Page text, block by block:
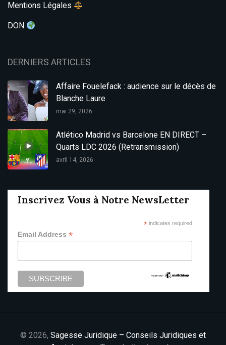
Mentions Légales
DON
DERNIERS ARTICLES
Affaire Fouelefack : audience sur le décès de
Blanche Laure
mai 29, 2026
Atlético Madrid vs Barcelone EN DIRECT –
Quarts LDC 2026 (Retransmission)
avril 14, 2026
Inscrivez Vous à Notre NewsLetter
*indicates required
Email Address *
© 2026, Sagesse Juridique – Conseils Juridiques et